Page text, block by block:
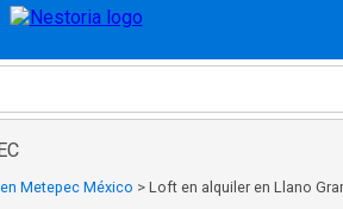
Metepec México > Loft en alquiler en Llano